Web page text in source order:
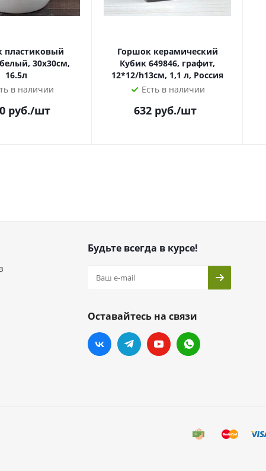
пластиковый
30х30см,
16.5л
в наличии
руб./шт
Горшок керамический
Кубик 649846, графит,
12*12/h13см, 1,1 л, Россия
Есть в наличии
632 руб./шт
Будьте всегда в курсе!
Оставайтесь на связи